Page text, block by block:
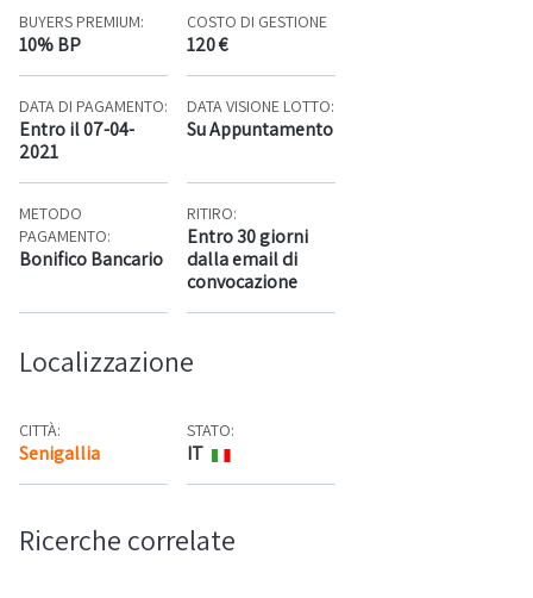
BUYERS PREMIUM:
10% BP
COSTO DI GESTIONE
120 €
DATA DI PAGAMENTO:
Entro il 07-04-
2021
DATA VISIONE LOTTO:
Su Appuntamento
METODO
PAGAMENTO:
Bonifico Bancario
RITIRO:
Entro 30 giorni
dalla email di
convocazione
Localizzazione
CITTÀ:
Senigallia Mappa
STATO:
IT
Ricerche correlate